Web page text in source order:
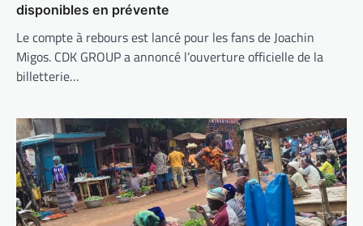
disponibles en prévente
Le compte à rebours est lancé pour les fans de Joachin
Migos. CDK GROUP a annoncé l’ouverture officielle de la
billetterie…